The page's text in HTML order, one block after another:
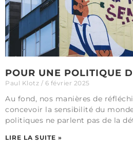
POUR UNE POLITIQUE
Paul Klotz 6 février 2025
Au fond, nos manières de
concevoir la sensibilité du
politiques ne parlent pas de la
LIRE LA SUITE »